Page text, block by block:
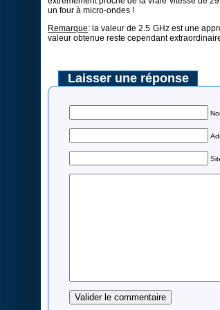
un four à micro-ondes !
Remarque: la valeur de 2.5 GHz est une
valeur obtenue reste cependant
Laisser une réponse